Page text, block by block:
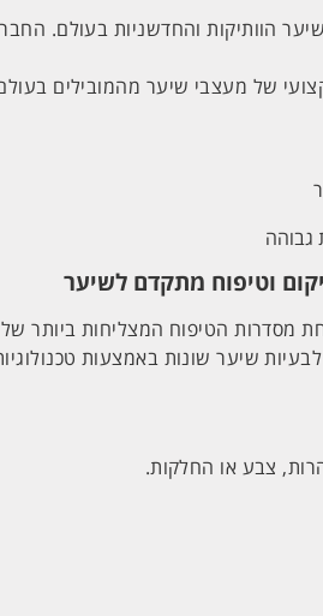
הוותיקות והחדשניות בעולם.
של מעצבי שיער מהמובילים
גבוהה
מסדרות הטיפוח המצליחות ביותר
שיער שונות באמצעות
צבע או החלקות.